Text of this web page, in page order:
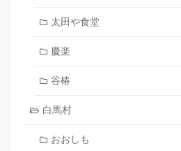
太田や食堂
慶楽
谷椿
白馬村
おおしも